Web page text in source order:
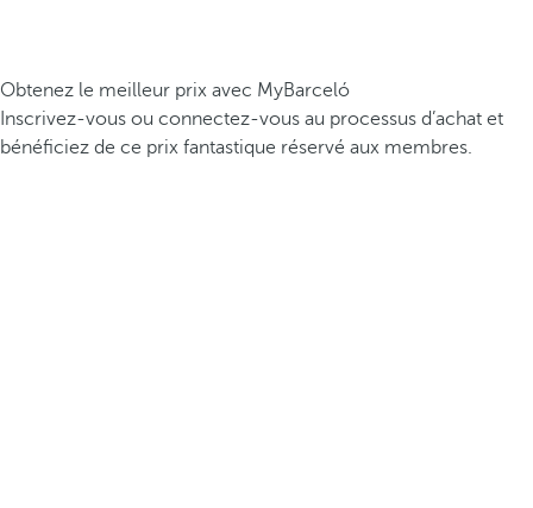
Obtenez le meilleur prix avec MyBarceló
Inscrivez-vous ou connectez-vous au processus d’achat et
bénéficiez de ce prix fantastique réservé aux membres.